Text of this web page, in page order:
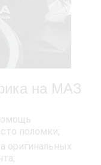
на МАЗ
поломки;
оригинальных